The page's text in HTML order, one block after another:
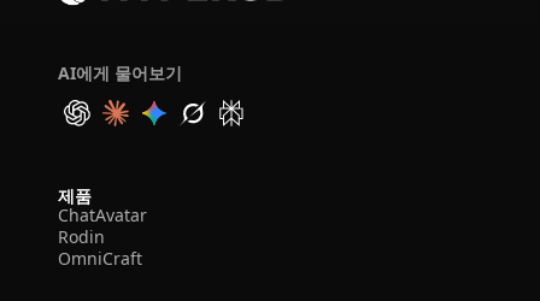
AI에게 물어보기
제품
ChatAvatar
Rodin
OmniCraft